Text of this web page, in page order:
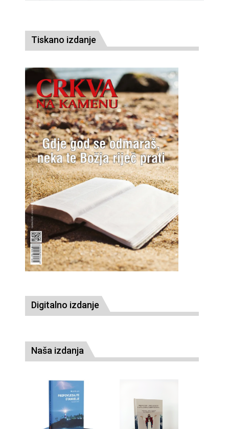
Tiskano izdanje
Digitalno izdanje
Naša izdanja